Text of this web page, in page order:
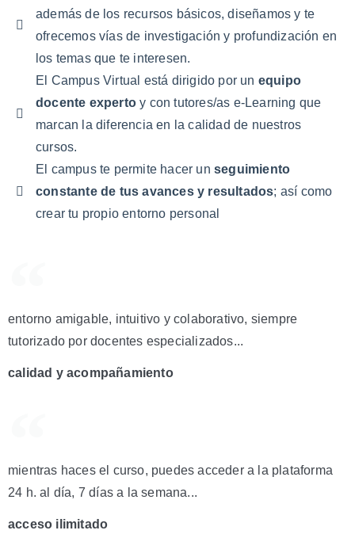
además de los recursos básicos, diseñamos y te
ofrecemos vías de investigación y profundización en
los temas que te interesen.
El Campus Virtual está dirigido por un equipo
docente experto y con tutores/as e-Learning que
marcan la diferencia en la calidad de nuestros
cursos.
El campus te permite hacer un seguimiento
constante de tus avances y resultados; así como
crear tu propio entorno personal
entorno amigable, intuitivo y colaborativo, siempre
tutorizado por docentes especializados...
calidad y acompañamiento
mientras haces el curso, puedes acceder a la plataforma
24 h. al día, 7 días a la semana...
acceso ilimitado